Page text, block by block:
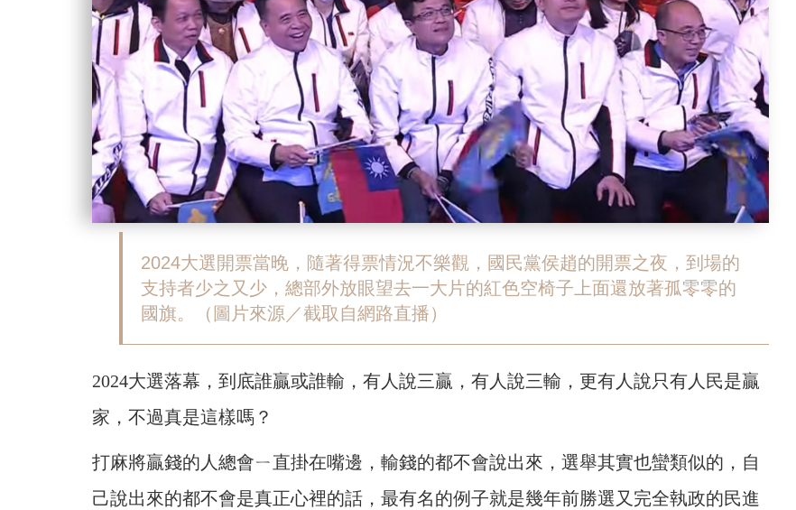
2024大選開票當晚，隨著得票情況不樂觀，國民黨侯趙的開票之夜，到場的
支持者少之又少，總部外放眼望去一大片的紅色空椅子上面還放著孤零零的
國旗。（圖片來源／截取自網路直播）
2024大選落幕，到底誰贏或誰輸，有人說三贏，有人說三輸，更有人說只有人民是贏
家，不過真是這樣嗎？
打麻將贏錢的人總會ㄧ直掛在嘴邊，輸錢的都不會說出來，選舉其實也蠻類似的，自
己說出來的都不會是真正心裡的話，最有名的例子就是幾年前勝選又完全執政的民進